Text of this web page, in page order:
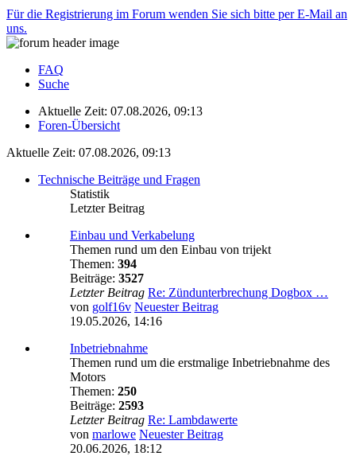
Für die Registrierung im Forum wenden Sie sich bitte per E-Mail an
uns.
FAQ
Suche
Aktuelle Zeit: 07.08.2026, 09:13
Foren-Übersicht
Aktuelle Zeit: 07.08.2026, 09:13
Technische Beiträge und Fragen
Statistik
Letzter Beitrag
Einbau und Verkabelung
Themen rund um den Einbau von trijekt
Themen: 394
Beiträge: 3527
Letzter Beitrag Re: Zündunterbrechung Dogbox …
von golf16v Neuester Beitrag
19.05.2026, 14:16
Inbetriebnahme
Themen rund um die erstmalige Inbetriebnahme des
Motors
Themen: 250
Beiträge: 2593
Letzter Beitrag Re: Lambdawerte
von marlowe Neuester Beitrag
20.06.2026, 18:12